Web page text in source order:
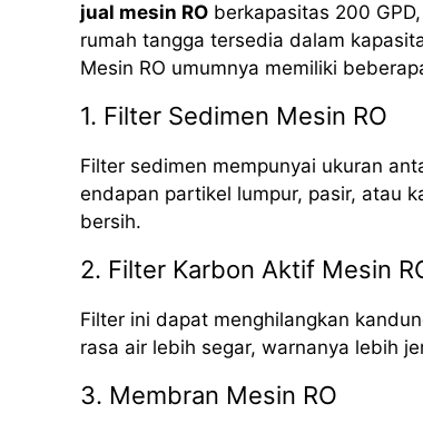
jual mesin RO berkapasitas 200
rumah tangga tersedia dalam
Mesin RO umumnya memiliki
1. Filter Sedimen Mesin RO
Filter sedimen mempunyai ukuran
endapan partikel lumpur, pasir, atau
bersih.
2. Filter Karbon Aktif Mesin
Filter ini dapat menghilangkan
rasa air lebih segar, warnanya lebih
3. Membran Mesin RO